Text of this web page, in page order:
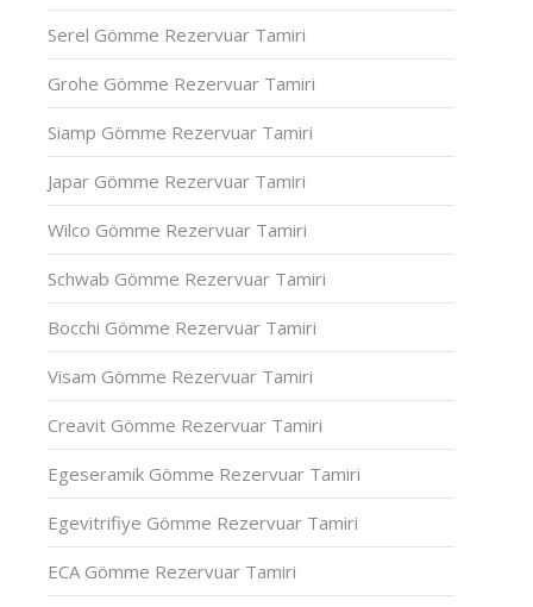
Serel Gömme Rezervuar Tamiri
Grohe Gömme Rezervuar Tamiri
Siamp Gömme Rezervuar Tamiri
Japar Gömme Rezervuar Tamiri
Wilco Gömme Rezervuar Tamiri
Schwab Gömme Rezervuar Tamiri
Bocchi Gömme Rezervuar Tamiri
Visam Gömme Rezervuar Tamiri
Creavit Gömme Rezervuar Tamiri
Egeseramik Gömme Rezervuar Tamiri
Egevitrifiye Gömme Rezervuar Tamiri
ECA Gömme Rezervuar Tamiri